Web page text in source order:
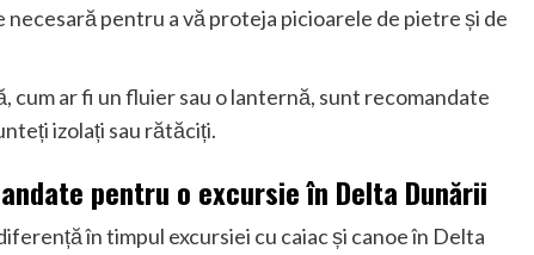
necesară pentru a vă proteja picioarele de pietre și de
cum ar fi un fluier sau o lanternă, sunt recomandate
izolați sau rătăciți.
pentru o excursie în Delta Dunării
în timpul excursiei cu caiac și canoe în Delta